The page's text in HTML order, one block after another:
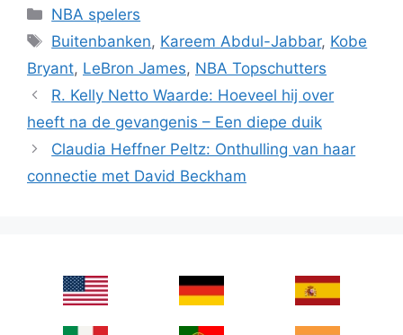
Categories
NBA spelers
Tags
Buitenbanken, Kareem Abdul-Jabbar, Kobe
Bryant, LeBron James, NBA Topschutters
R. Kelly Netto Waarde: Hoeveel hij over
heeft na de gevangenis – Een diepe duik
Claudia Heffner Peltz: Onthulling van haar
connectie met David Beckham